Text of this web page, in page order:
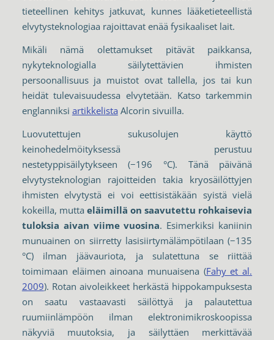
tieteellinen kehitys jatkuvat, kunnes lääketieteellistä
elvytysteknologiaa rajoittavat enää fysikaaliset lait.
Mikäli nämä olettamukset pitävät paikkansa,
nykyteknologialla säilytettävien ihmisten
persoonallisuus ja muistot ovat tallella, jos tai kun
heidät tulevaisuudessa elvytetään. Katso tarkemmin
englanniksi artikkelista Alcorin sivuilla.
Luovutettujen sukusolujen käyttö
keinohedelmöityksessä perustuu
nestetyppisäilytykseen (−196 °C). Tänä päivänä
elvytysteknologian rajoitteiden takia kryosäilöttyjen
ihmisten elvytystä ei voi eettisistäkään syistä vielä
kokeilla, mutta eläimillä on saavutettu rohkaisevia
tuloksia aivan viime vuosina. Esimerkiksi kaniinin
munuainen on siirretty lasisiirtymälämpötilaan (−135
°C) ilman jäävauriota, ja sulatettuna se riittää
toimimaan eläimen ainoana munuaisena (Fahy et al.
2009). Rotan aivoleikkeet herkästä hippokampuksesta
on saatu vastaavasti säilöttyä ja palautettua
ruumiinlämpöön ilman elektronimikroskoopissa
näkyviä muutoksia, ja säilyttäen merkittävää